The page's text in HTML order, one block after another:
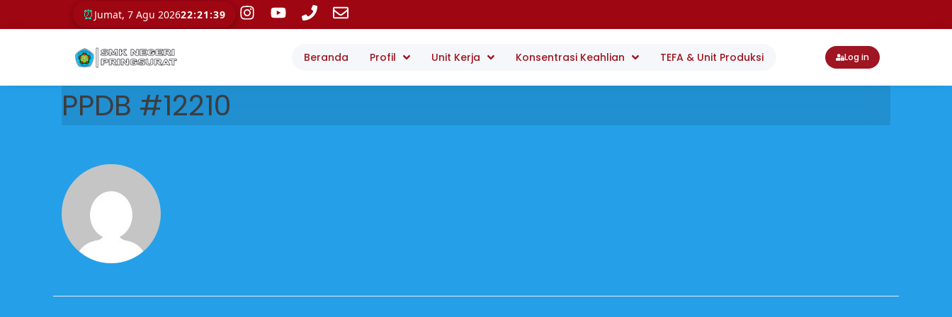
⏰ Jumat, 7 Agu 202622:21:39
Beranda Profil Unit Kerja Konsentrasi Keahlian TEFA & Unit Produksi Log in
PPDB #12210